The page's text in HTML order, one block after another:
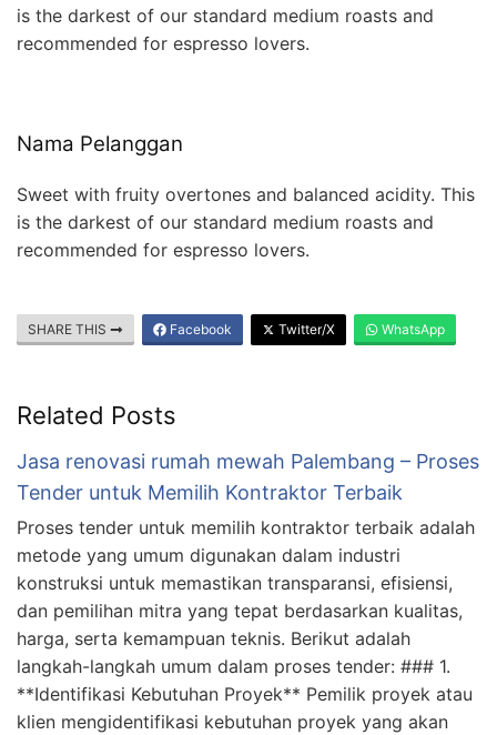
is the darkest of our standard medium roasts and
recommended for espresso lovers.
Nama Pelanggan
Sweet with fruity overtones and balanced acidity. This
is the darkest of our standard medium roasts and
recommended for espresso lovers.
SHARE THIS Facebook Twitter/X WhatsApp
Related Posts
Jasa renovasi rumah mewah Palembang – Proses
Tender untuk Memilih Kontraktor Terbaik
Proses tender untuk memilih kontraktor terbaik adalah
metode yang umum digunakan dalam industri
konstruksi untuk memastikan transparansi, efisiensi,
dan pemilihan mitra yang tepat berdasarkan kualitas,
harga, serta kemampuan teknis. Berikut adalah
langkah-langkah umum dalam proses tender: ### 1.
**Identifikasi Kebutuhan Proyek** Pemilik proyek atau
klien mengidentifikasi kebutuhan proyek yang akan